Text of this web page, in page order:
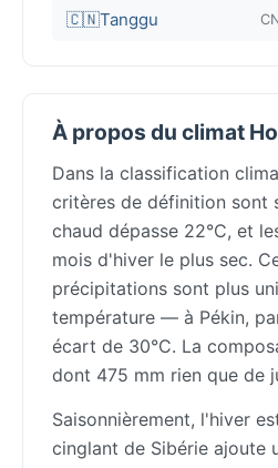
🇨🇳Tanggu
À propos du climat
Dans la classification
critères de définition sont
chaud dépasse 22°C, et
mois d'hiver le plus sec.
précipitations sont plus
température — à Pékin,
écart de 30°C. La
dont 475 mm rien que de
Saisonnièrement, l'hiver
cinglant de Sibérie ajoute